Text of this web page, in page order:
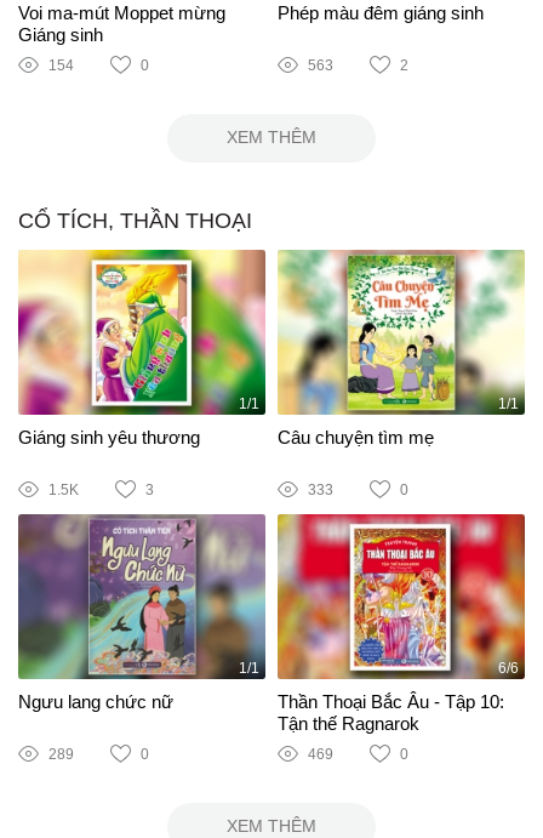
Voi ma-mút Moppet mừng
Giáng sinh
154 0
Phép màu đêm giáng sinh
563 2
XEM THÊM
CỔ TÍCH, THẦN THOẠI
1/1
Giáng sinh yêu thương
1.5K 3
1/1
Câu chuyện tìm mẹ
333 0
1/1
Ngưu lang chức nữ
289 0
6/6
Thần Thoại Bắc Âu - Tập 10:
Tận thế Ragnarok
469 0
XEM THÊM